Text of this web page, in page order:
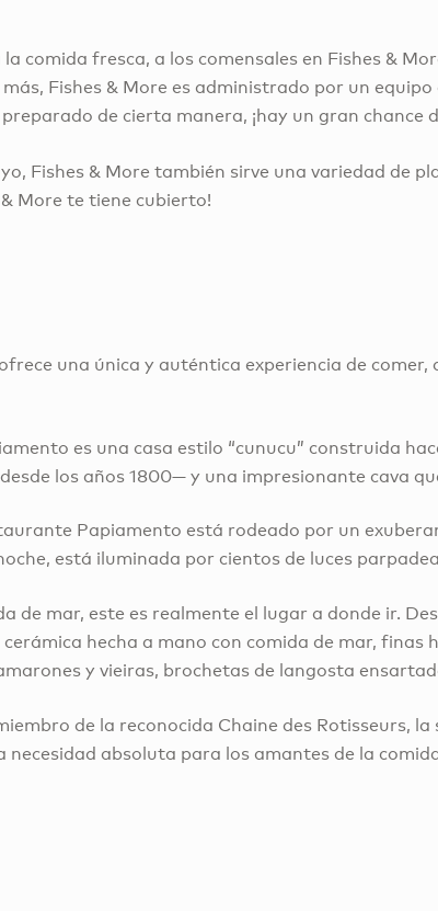
comida fresca, a los comensales en Fishes &
Fishes & More es administrado por un
de cierta manera, ¡hay un gran
Fishes & More también sirve una variedad de
More te tiene cubierto!
una única y auténtica experiencia de
es una casa estilo “cunucu” construida
los años 1800— y una impresionante cava
Papiamento está rodeado por un
está iluminada por cientos de luces
de mar, este es realmente el lugar a donde ir.
hecha a mano con comida de mar,
y vieiras, brochetas de langosta
de la reconocida Chaine des Rotisseurs,
necesidad absoluta para los amantes de la